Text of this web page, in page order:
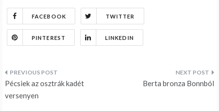
FACEBOOK TWITTER
PINTEREST LINKEDIN
Bejegyzés
navigáció
Pécsiek az osztrák kadét
versenyen
Berta bronza Bonnból